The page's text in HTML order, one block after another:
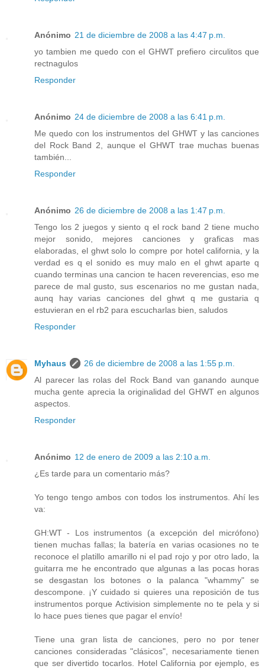
Anónimo 21 de diciembre de 2008 a las 4:47 p.m.
yo tambien me quedo con el GHWT prefiero circulitos que
rectnagulos
Responder
Anónimo 24 de diciembre de 2008 a las 6:41 p.m.
Me quedo con los instrumentos del GHWT y las canciones
del Rock Band 2, aunque el GHWT trae muchas buenas
también...
Responder
Anónimo 26 de diciembre de 2008 a las 1:47 p.m.
Tengo los 2 juegos y siento q el rock band 2 tiene mucho
mejor sonido, mejores canciones y graficas mas
elaboradas, el ghwt solo lo compre por hotel california, y la
verdad es q el sonido es muy malo en el ghwt aparte q
cuando terminas una cancion te hacen reverencias, eso me
parece de mal gusto, sus escenarios no me gustan nada,
aunq hay varias canciones del ghwt q me gustaria q
estuvieran en el rb2 para escucharlas bien, saludos
Responder
Myhaus
26 de diciembre de 2008 a las 1:55 p.m.
Al parecer las rolas del Rock Band van ganando aunque
mucha gente aprecia la originalidad del GHWT en algunos
aspectos.
Responder
Anónimo 12 de enero de 2009 a las 2:10 a.m.
¿Es tarde para un comentario más?
Yo tengo tengo ambos con todos los instrumentos. Ahí les
va:
GH:WT - Los instrumentos (a excepción del micrófono)
tienen muchas fallas; la batería en varias ocasiones no te
reconoce el platillo amarillo ni el pad rojo y por otro lado, la
guitarra me he encontrado que algunas a las pocas horas
se desgastan los botones o la palanca "whammy" se
descompone. ¡Y cuidado si quieres una reposición de tus
instrumentos porque Activision simplemente no te pela y si
lo hace pues tienes que pagar el envío!
Tiene una gran lista de canciones, pero no por tener
canciones consideradas "clásicos", necesariamente tienen
que ser divertido tocarlos. Hotel California por ejemplo, es